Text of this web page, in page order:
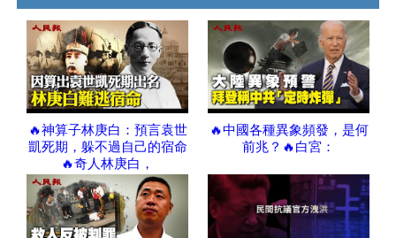
🔥神算子林庚白：預言袁世
凱死期，躲不過自己的宿命
🔥奇人林庚白，
🔥中國各種異象頻發，是何
前兆？🔥白宮：